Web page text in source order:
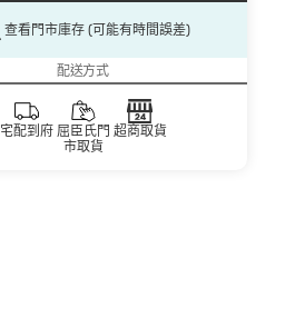
查看門市庫存 (可能有時間誤差)
配送方式
宅配到府 屈臣氏門
市取貨
超商取貨